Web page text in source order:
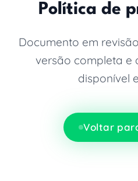
Política de
Documento em
versão completa e
disponível
Voltar